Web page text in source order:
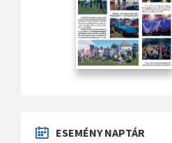
ESEMÉNY NAPTÁR